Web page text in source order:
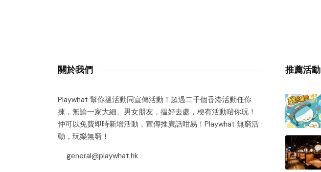
關於我們
Playwhat 幫你搵活動同宣傳活動！超過二千個香港活動任你
揀，無論一家大細、男女朋友，揾好去處，梗有活動啱你玩！
仲可以免費即時新增活動，宣傳推廣話咁易！Playwhat 無窮活
動，玩樂無窮！
general@playwhat.hk
推薦活動